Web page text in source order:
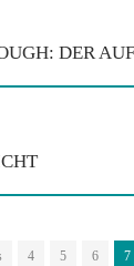
DER
4 5 6 7